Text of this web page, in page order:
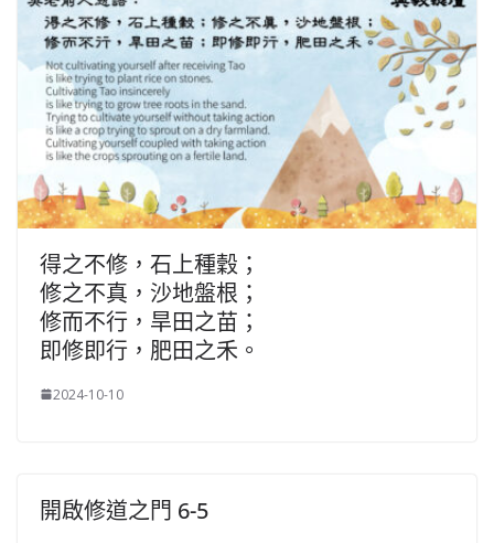
得之不修，石上種穀；
修之不真，沙地盤根；
修而不行，旱田之苗；
即修即行，肥田之禾。
2024-10-10
開啟修道之門 6-5